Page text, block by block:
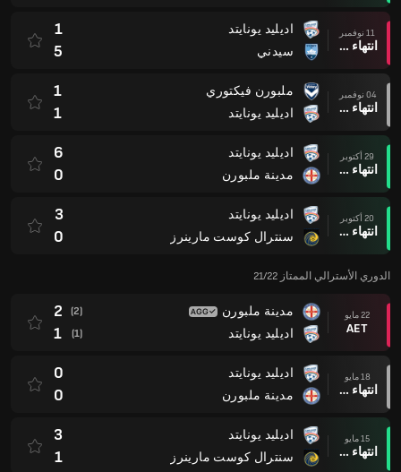
11 نوفمبر
انتهاء وقت المباراة
اديليد يونايتد
سيدني
1
5
04 نوفمبر
انتهاء وقت المباراة
ملبورن فيكتوري
اديليد يونايتد
1
1
29 أكتوبر
انتهاء وقت المباراة
اديليد يونايتد
مدينة ملبورن
6
0
20 أكتوبر
انتهاء وقت المباراة
اديليد يونايتد
سنترال كوست مارينرز
3
0
الدوري الأسترالي الممتاز 21/22
22 مايو
AET
مدينة ملبورن
اديليد يونايتد
(2)
2
(1)
1
18 مايو
انتهاء وقت المباراة
اديليد يونايتد
مدينة ملبورن
0
0
15 مايو
انتهاء وقت المباراة
اديليد يونايتد
سنترال كوست مارينرز
3
1